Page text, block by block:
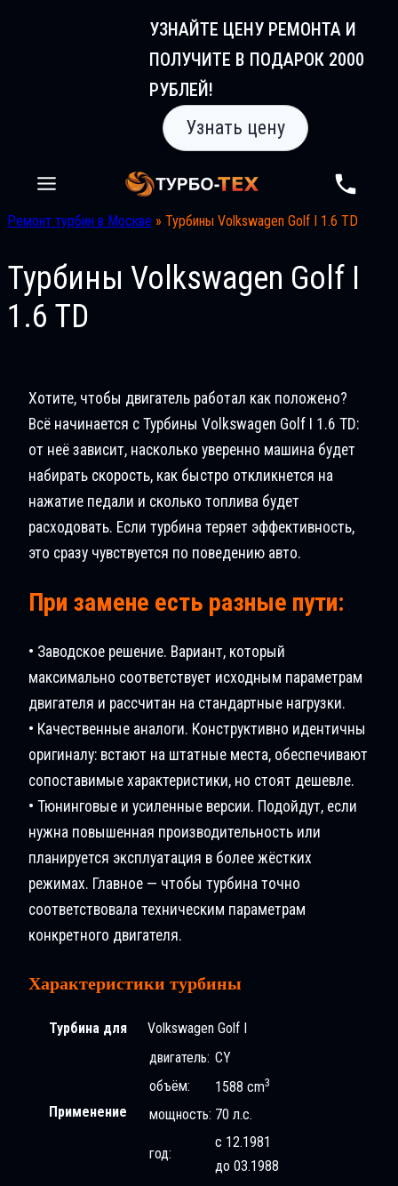
УЗНАЙТЕ ЦЕНУ РЕМОНТА И
ПОЛУЧИТЕ В ПОДАРОК 2000
РУБЛЕЙ!
Узнать цену
Ремонт турбин в Москве » Турбины Volkswagen Golf I 1.6 TD
Турбины Volkswagen Golf I
1.6 TD
Хотите, чтобы двигатель работал как положено?
Всё начинается с Турбины Volkswagen Golf I 1.6 TD:
от неё зависит, насколько уверенно машина будет
набирать скорость, как быстро откликнется на
нажатие педали и сколько топлива будет
расходовать. Если турбина теряет эффективность,
это сразу чувствуется по поведению авто.
При замене есть разные пути:
• Заводское решение. Вариант, который
максимально соответствует исходным параметрам
двигателя и рассчитан на стандартные нагрузки.
• Качественные аналоги. Конструктивно идентичны
оригиналу: встают на штатные места, обеспечивают
сопоставимые характеристики, но стоят дешевле.
• Тюнинговые и усиленные версии. Подойдут, если
нужна повышенная производительность или
планируется эксплуатация в более жёстких
режимах. Главное — чтобы турбина точно
соответствовала техническим параметрам
конкретного двигателя.
Характеристики турбины
Турбина для Volkswagen Golf I
Применение
двигатель: CY
объём:
1588 cm3
мощность: 70 л.с.
год:
с 12.1981
до 03.1988